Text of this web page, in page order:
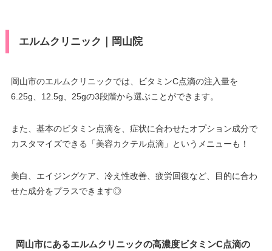
エルムクリニック｜岡山院
岡山市のエルムクリニックでは、ビタミンC点滴の注入量を
6.25g、12.5g、25gの3段階から選ぶことができます。
また、基本のビタミン点滴を、症状に合わせたオプション成分で
カスタマイズできる「美容カクテル点滴」というメニューも！
美白、エイジングケア、冷え性改善、疲労回復など、目的に合わ
せた成分をプラスできます◎
岡山市にあるエルムクリニックの高濃度ビタミンC点滴の